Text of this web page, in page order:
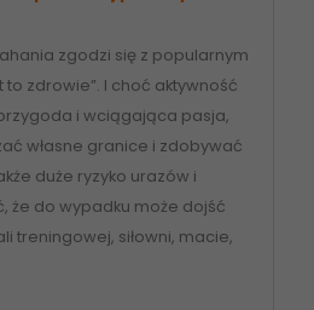
zgodzi się z popularnym
zdrowie”. I choć aktywność
i wciągająca pasja,
własne granice i zdobywać
duże ryzyko urazów i
że do wypadku może dojść
treningowej, siłowni, macie,